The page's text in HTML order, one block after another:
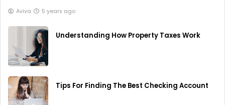
Aviva 5 years ago
Understanding How Property Taxes Work
Tips For Finding The Best Checking Account